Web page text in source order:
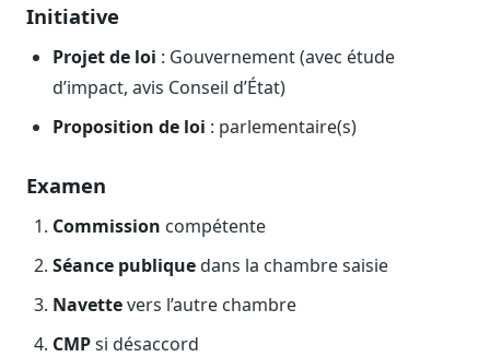
Blog & Podcast Hémicycle
Lexique parlementaire
1027 termes expliqués
Glossaire affaires publiques
Sources couvertes
23 flux indexés
Nouveautés produit
Le changelog mensuel
Public Sénat, ONG, cabinets
Initiative
Projet de loi : Gouvernement (avec étude
d’impact, avis Conseil d’État)
Proposition de loi : parlementaire(s)
Examen
Commission compétente
Séance publiquedans la chambre saisie
Navettevers l’autre chambre
CMPsi désaccord